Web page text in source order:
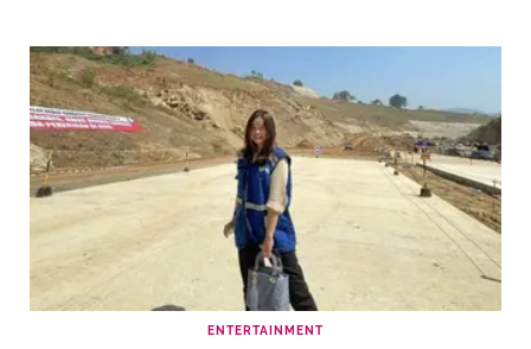
ENTERTAINMENT